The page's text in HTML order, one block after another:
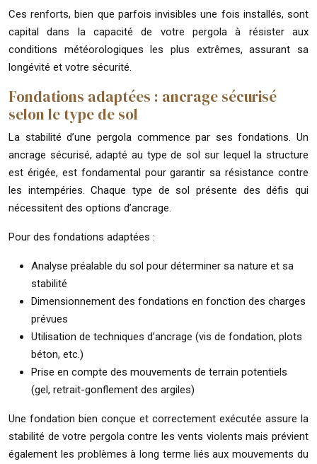
Ces renforts, bien que parfois invisibles une fois installés, sont
capital dans la capacité de votre pergola à résister aux
conditions météorologiques les plus extrêmes, assurant sa
longévité et votre sécurité.
Fondations adaptées : ancrage sécurisé
selon le type de sol
La stabilité d’une pergola commence par ses fondations. Un
ancrage sécurisé, adapté au type de sol sur lequel la structure
est érigée, est fondamental pour garantir sa résistance contre
les intempéries. Chaque type de sol présente des défis qui
nécessitent des options d’ancrage.
Pour des fondations adaptées :
Analyse préalable du sol pour déterminer sa nature et sa
stabilité
Dimensionnement des fondations en fonction des charges
prévues
Utilisation de techniques d’ancrage (vis de fondation, plots
béton, etc.)
Prise en compte des mouvements de terrain potentiels
(gel, retrait-gonflement des argiles)
Une fondation bien conçue et correctement exécutée assure la
stabilité de votre pergola contre les vents violents mais prévient
également les problèmes à long terme liés aux mouvements du